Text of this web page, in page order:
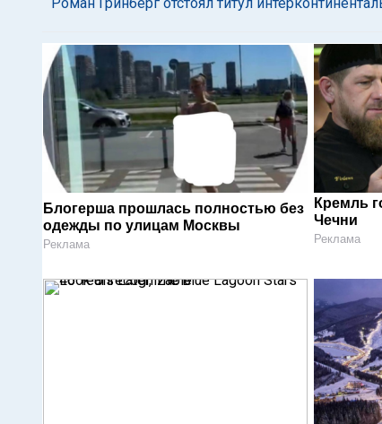
Блогерша прошлась полностью без
одежды по улицам Москвы
Реклама
Кремль
Чечни
Реклама